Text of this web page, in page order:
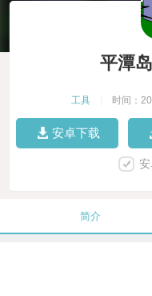
平潭
工具 时间：
安卓下载
简介